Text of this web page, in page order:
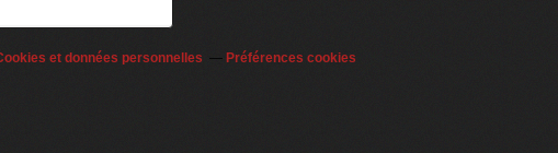
et données personnelles Préférences cookies